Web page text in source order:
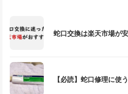
蛇口交換は楽天市場が
【必読】蛇口修理に使